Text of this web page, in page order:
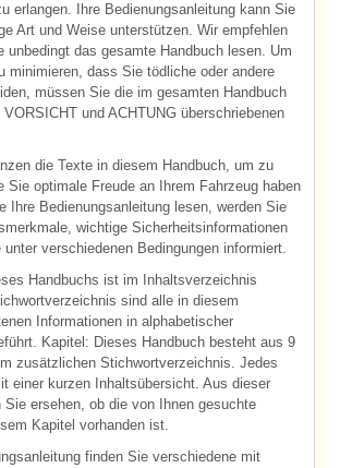
erlangen. Ihre Bedienungsanleitung kann Sie
Art und Weise unterstützen. Wir empfehlen
unbedingt das gesamte Handbuch lesen. Um
minimieren, dass Sie tödliche oder andere
müssen Sie die im gesamten Handbuch
und ACHTUNG überschriebenen
die Texte in diesem Handbuch, um zu
Sie optimale Freude an Ihrem Fahrzeug haben
Ihre Bedienungsanleitung lesen, werden Sie
wichtige Sicherheitsinformationen
unter verschiedenen Bedingungen informiert.
Handbuchs ist im Inhaltsverzeichnis
sind alle in diesem
Informationen in alphabetischer
Kapitel: Dieses Handbuch besteht aus 9
zusätzlichen Stichwortverzeichnis. Jedes
einer kurzen Inhaltsübersicht. Aus dieser
Sie ersehen, ob die von Ihnen gesuchte
Kapitel vorhanden ist.
finden Sie verschiedene mit